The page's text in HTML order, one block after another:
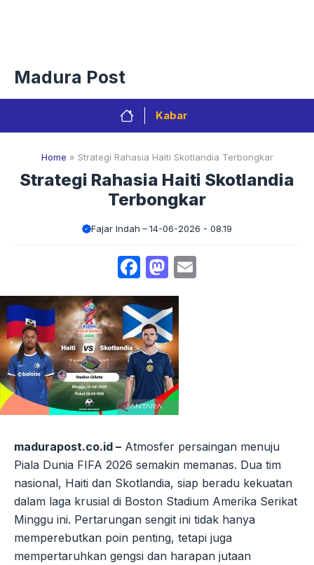
Madura Post
Kabar
Home » Strategi Rahasia Haiti Skotlandia Terbongkar
Strategi Rahasia Haiti Skotlandia
Terbongkar
Fajar Indah 14-06-2026 - 08.19
Facebook
Mastodon
madurapost.co.id – Atmosfer persaingan menuju
Piala Dunia FIFA 2026 semakin memanas. Dua tim
nasional, Haiti dan Skotlandia, siap beradu kekuatan
dalam laga krusial di Boston Stadium Amerika Serikat
Minggu ini. Pertarungan sengit ini tidak hanya
memperebutkan poin penting, tetapi juga
mempertaruhkan gengsi dan harapan jutaan